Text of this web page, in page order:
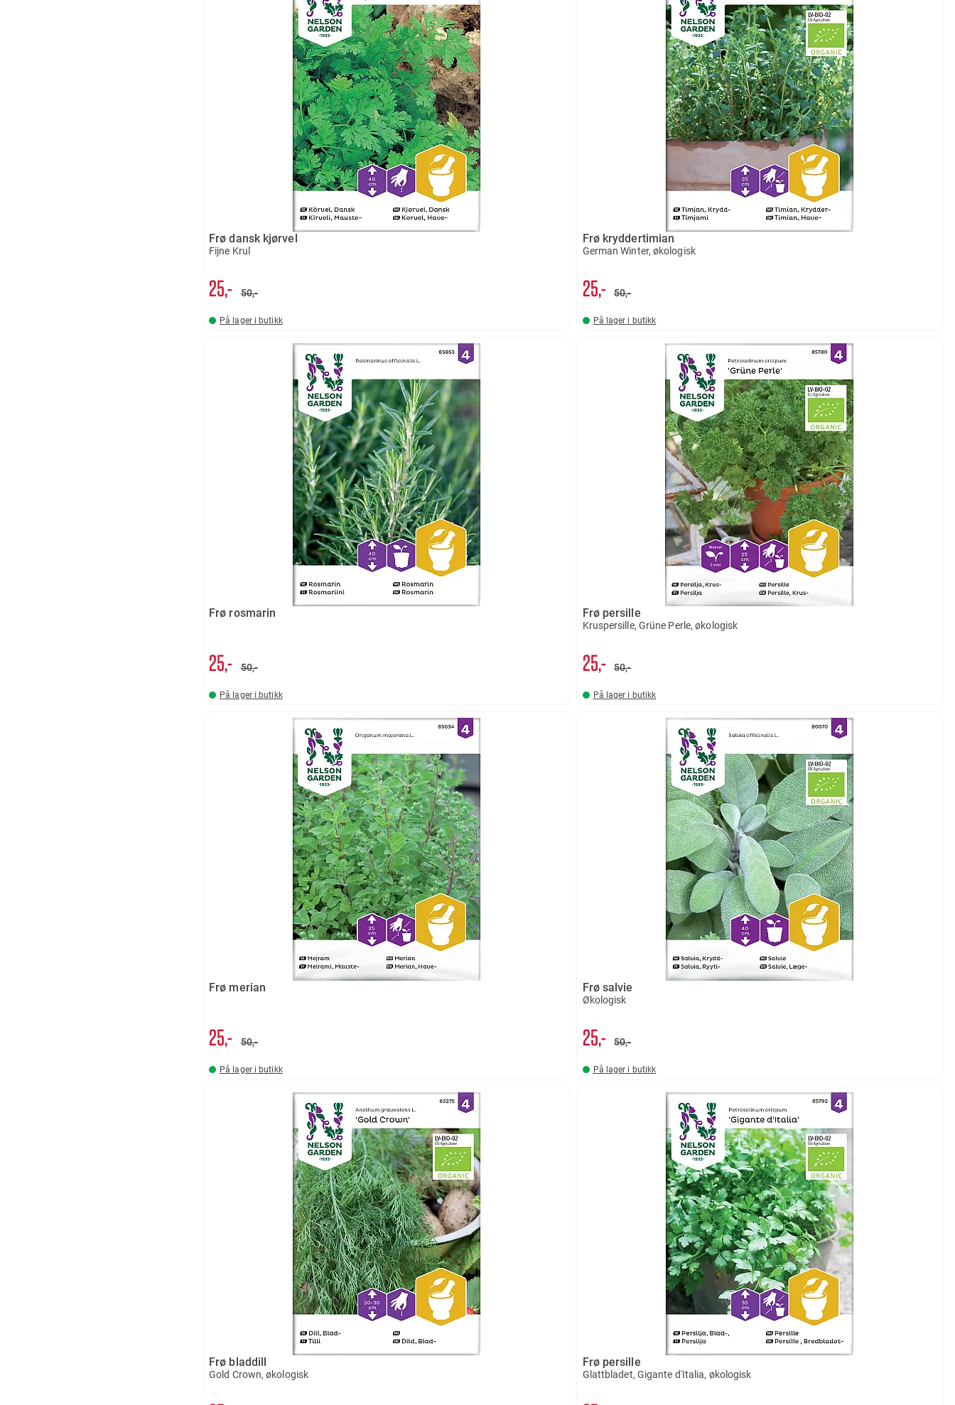
Frø dansk kjørvel
Fijne Krul
25,- 50,-
På lager i butikk
Frø kryddertimian
German Winter, økologisk
25,- 50,-
På lager i butikk
Frø rosmarin
25,- 50,-
På lager i butikk
Frø persille
Kruspersille, Grüne Perle, økologisk
25,- 50,-
På lager i butikk
Frø merian
25,- 50,-
På lager i butikk
Frø salvie
Økologisk
25,- 50,-
På lager i butikk
Frø bladdill
Gold Crown, økologisk
Frø persille
Glattbladet, Gigante d'Italia, økologisk